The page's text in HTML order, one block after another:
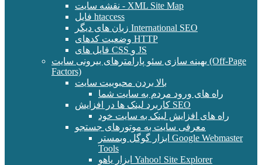
نقشه سایت - XML Site Map
فایل htaccess
زبان های دیگر International SEO
وضعیت کدهای HTTP
فایل های CSS و JS
بهینه سازی سئو پارامترهای بیرونی سایت (Off-Page
Factors)
بالا بردن محبوبیت سایت
راه های ورود مردم به سایت شما
کاربرد لینک ها در افزایش SEO
راه های افزایش لینک به سایت خود
معرفی سایت به موتورهای جستجو
ابزار گوگل وبمستر Google Webmaster
Tools
ابزار یاهو Yahoo! Site Explorer